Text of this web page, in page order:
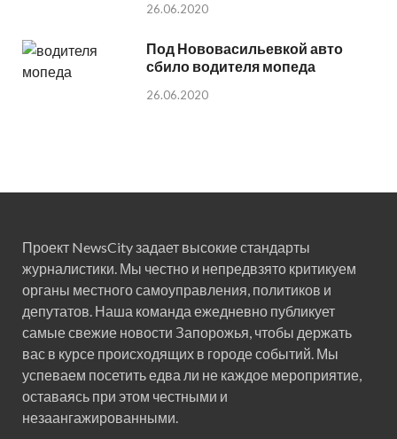
26.06.2020
Под Нововасильевкой авто
сбило водителя мопеда
26.06.2020
Проект NewsCity задает высокие стандарты
журналистики. Мы честно и непредвзято критикуем
органы местного самоуправления, политиков и
депутатов. Наша команда ежедневно публикует
самые свежие новости Запорожья, чтобы держать
вас в курсе происходящих в городе событий. Мы
успеваем посетить едва ли не каждое мероприятие,
оставаясь при этом честными и
незаангажированными.